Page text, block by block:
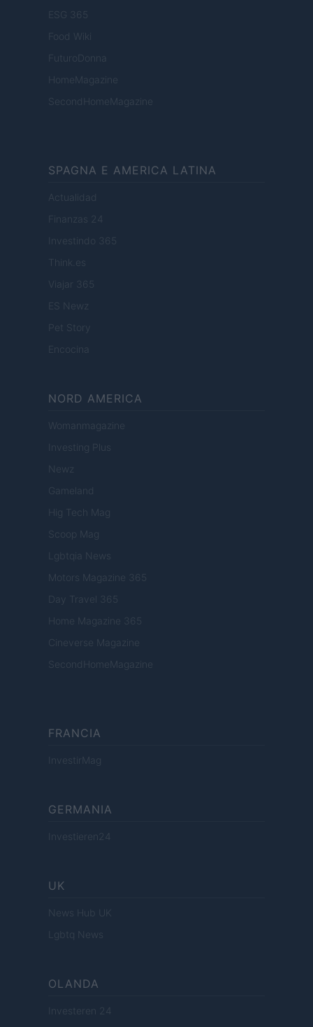
ESG 365
Food Wiki
FuturoDonna
HomeMagazine
SecondHomeMagazine
SPAGNA E AMERICA LATINA
Actualidad
Finanzas 24
Investindo 365
Think.es
Viajar 365
ES Newz
Pet Story
Encocina
NORD AMERICA
Womanmagazine
Investing Plus
Newz
Gameland
Hig Tech Mag
Scoop Mag
Lgbtqia News
Motors Magazine 365
Day Travel 365
Home Magazine 365
Cineverse Magazine
SecondHomeMagazine
FRANCIA
InvestirMag
GERMANIA
Investieren24
UK
News Hub UK
Lgbtq News
OLANDA
Investeren 24